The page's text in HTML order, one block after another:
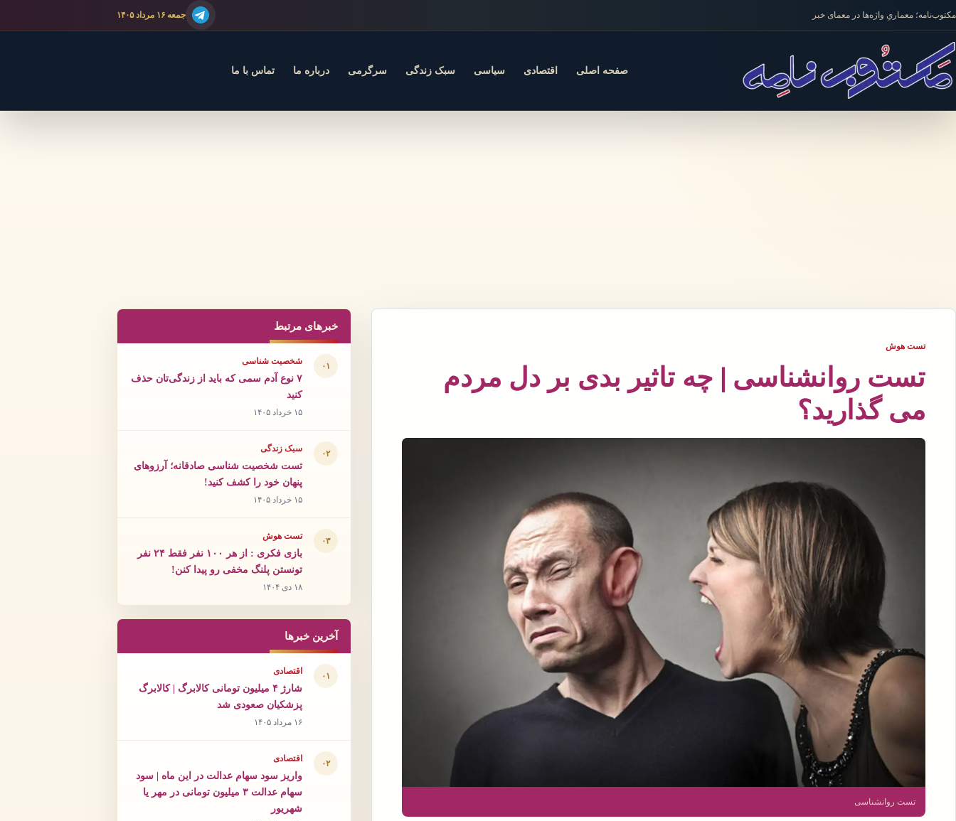
رفتن به محتوا
مکتوب‌نامه؛ معماریِ واژه‌ها در معمای خبر جمعه ۱۶ مرداد ۱۴۰۵
صفحه اصلی اقتصادی سیاسی سبک زندگی سرگرمی درباره ما تماس با ما
تست هوش
تست روانشناسی | چه تاثیر بدی بر دل مردم
می گذارید؟
تست روانشناسی
خبرهای مرتبط
۰۱ شخصیت شناسی
۷ نوع آدم سمی که باید از زندگی‌تان حذف
کنید
۱۵ خرداد ۱۴۰۵
۰۲ سبک زندگی
تست شخصیت شناسی صادقانه؛ آرزوهای
پنهان خود را کشف کنید!
۱۵ خرداد ۱۴۰۵
۰۳ تست هوش
بازی فکری : از هر ۱۰۰ نفر فقط ۲۴ نفر
تونستن پلنگ مخفی رو پیدا کنن!
۱۸ دی ۱۴۰۴
آخرین خبرها
۰۱ اقتصادی
شارژ ۴ میلیون تومانی کالابرگ | کالابرگ
پزشکیان صعودی شد
۱۶ مرداد ۱۴۰۵
۰۲ اقتصادی
واریز سود سهام عدالت در این ماه | سود
سهام عدالت ۳ میلیون تومانی در مهر یا
شهریور